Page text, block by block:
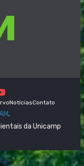
NotíciasContato
.
da Unicamp